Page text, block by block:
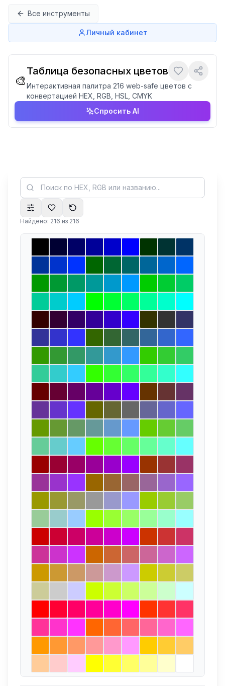
Все инструменты
Личный кабинет
🎨
Таблица безопасных цветов
Интерактивная палитра 216 web-safe цветов с
конвертацией HEX, RGB, HSL, CMYK
Спросить AI
Сортировка
Размер ячеек
Найдено: 216 из 216